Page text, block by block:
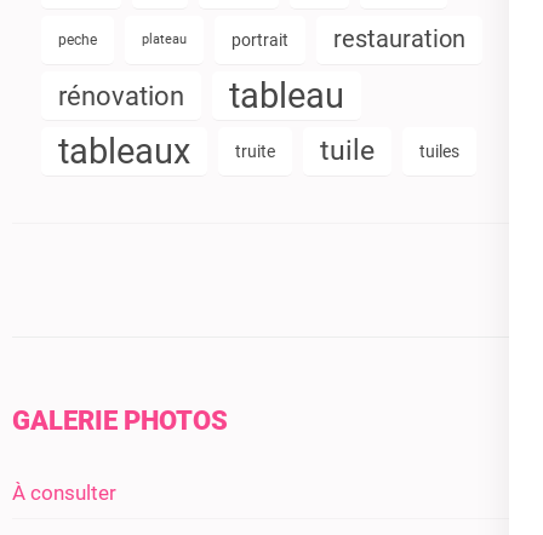
peche plateau portrait restauration
rénovation
tableau
tableaux
truite tuile tuiles
GALERIE PHOTOS
À consulter